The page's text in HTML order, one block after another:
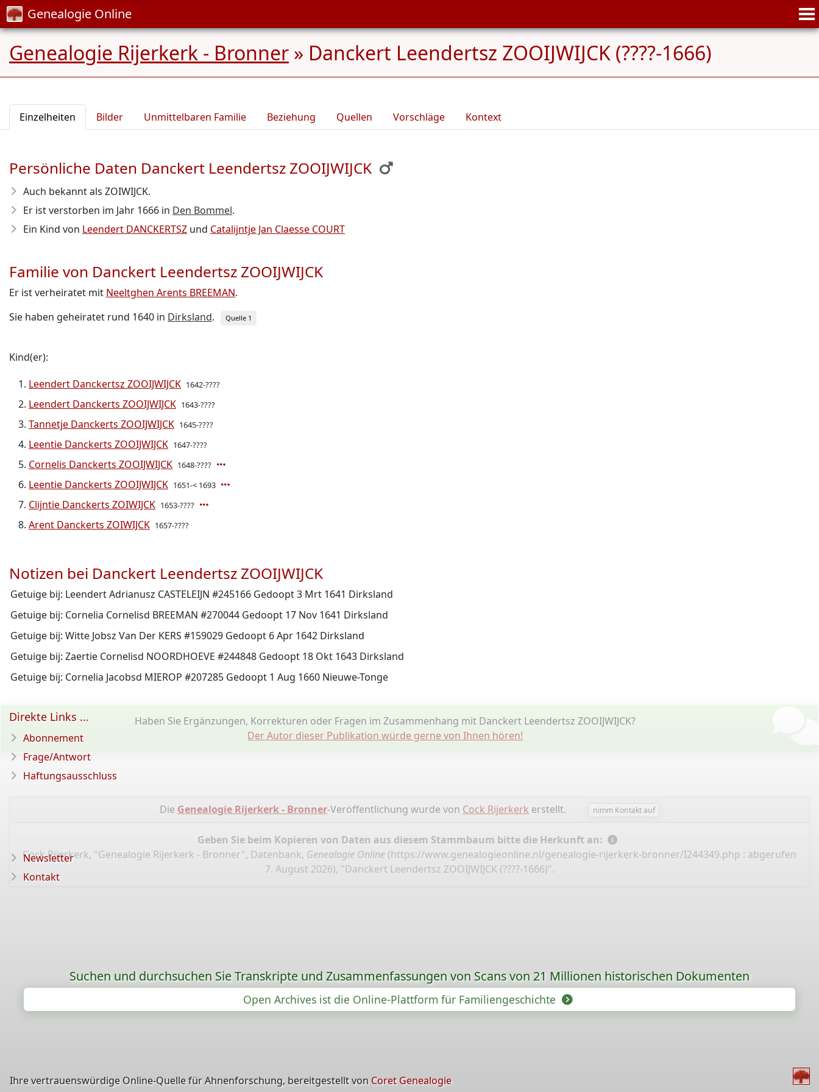
Genealogie Online
Genealogie Rijerkerk - Bronner » Danckert Leendertsz ZOOIJWIJCK (????-1666)
Einzelheiten Bilder Unmittelbaren Familie Beziehung Quellen Vorschläge Kontext
Persönliche Daten Danckert Leendertsz ZOOIJWIJCK
Auch bekannt als ZOIWIJCK.
Er ist verstorben im Jahr 1666 in Den Bommel.
Ein Kind von Leendert DANCKERTSZ und Catalijntje Jan Claesse COURT
Familie von Danckert Leendertsz ZOOIJWIJCK
Er ist verheiratet mit Neeltghen Arents BREEMAN.
Sie haben geheiratet rund 1640 in Dirksland. Quelle 1
Kind(er):
Leendert Danckertsz ZOOIJWIJCK 1642-????
Leendert Danckerts ZOOIJWIJCK 1643-????
Tannetje Danckerts ZOOIJWIJCK 1645-????
Leentie Danckerts ZOOIJWIJCK 1647-????
Cornelis Danckerts ZOOIJWIJCK 1648-????
Leentie Danckerts ZOOIJWIJCK 1651-< 1693
Clijntie Danckerts ZOIWIJCK 1653-????
Arent Danckerts ZOIWIJCK 1657-????
Notizen bei Danckert Leendertsz ZOOIJWIJCK
Getuige bij: Leendert Adrianusz CASTELEIJN #245166 Gedoopt 3 Mrt 1641 Dirksland
Getuige bij: Cornelia Cornelisd BREEMAN #270044 Gedoopt 17 Nov 1641 Dirksland
Getuige bij: Witte Jobsz Van Der KERS #159029 Gedoopt 6 Apr 1642 Dirksland
Getuige bij: Zaertie Cornelisd NOORDHOEVE #244848 Gedoopt 18 Okt 1643 Dirksland
Getuige bij: Cornelia Jacobsd MIEROP #207285 Gedoopt 1 Aug 1660 Nieuwe-Tonge
Haben Sie Ergänzungen, Korrekturen oder Fragen im Zusammenhang mit Danckert Leendertsz ZOOIJWIJCK?
Der Autor dieser Publikation würde gerne von Ihnen hören!
Die Genealogie Rijerkerk - Bronner-Veröffentlichung wurde von Cock Rijerkerk erstellt. nimm Kontakt auf
Geben Sie beim Kopieren von Daten aus diesem Stammbaum bitte die Herkunft an:
Cock Rijerkerk, "Genealogie Rijerkerk - Bronner", Datenbank, Genealogie Online (https://www.genealogieonline.nl/genealogie-rijerkerk-bronner/I244349.php : abgerufen
7. August 2026), "Danckert Leendertsz ZOOIJWIJCK (????-1666)".
Direkte Links ...
Abonnement
Frage/Antwort
Haftungsausschluss
Newsletter
Kontakt
Suchen und durchsuchen Sie Transkripte und Zusammenfassungen von Scans von 21 Millionen historischen Dokumenten
Open Archives ist die Online-Plattform für Familiengeschichte
Ihre vertrauenswürdige Online-Quelle für Ahnenforschung, bereitgestellt von Coret Genealogie